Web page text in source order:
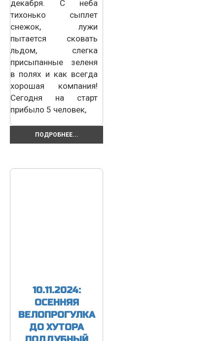
декабря. С неба
тихонько сыплет
снежок, лужи
пытается сковать
льдом, слегка
присыпанные зеленя
в полях и как всегда
хорошая компания!
Сегодня на старт
прибыло 5 человек,
ПОДРОБНЕЕ...
10.11.2024:
ОСЕННЯЯ
ВЕЛОПРОГУЛКА
ДО ХУТОРА